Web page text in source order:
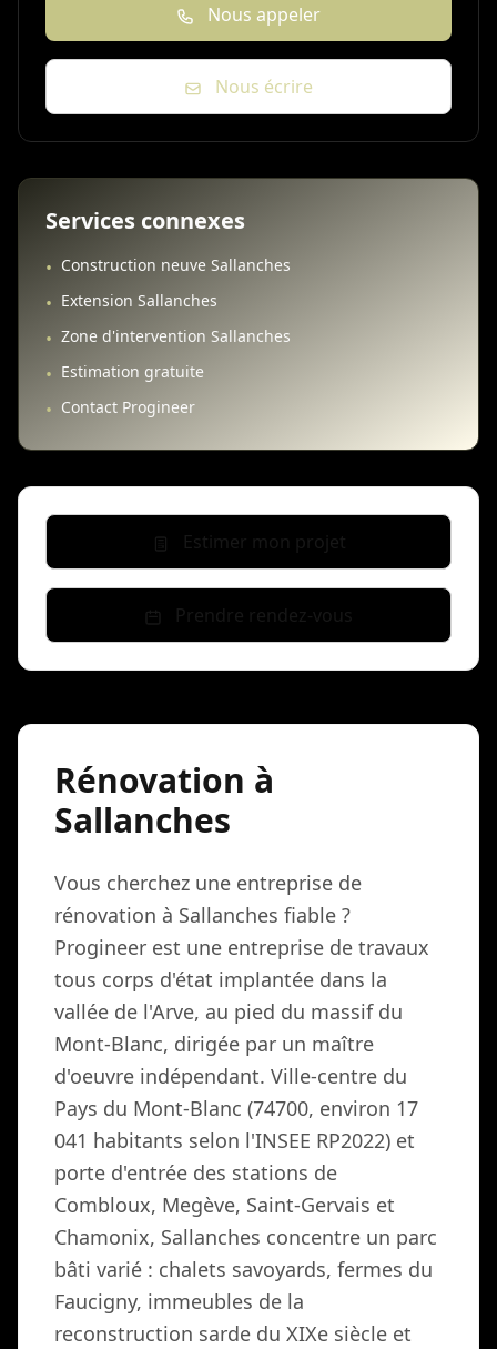
Nous appeler
Nous écrire
Services connexes
• Construction neuve Sallanches
• Extension Sallanches
• Zone d'intervention Sallanches
• Estimation gratuite
• Contact Progineer
Rénovation à
Sallanches
Vous cherchez une entreprise de
rénovation à Sallanches fiable ?
Progineer est une entreprise de travaux
tous corps d'état implantée dans la
vallée de l'Arve, au pied du massif du
Mont-Blanc, dirigée par un maître
d'oeuvre indépendant. Ville-centre du
Pays du Mont-Blanc (74700, environ 17
041 habitants selon l'INSEE RP2022) et
porte d'entrée des stations de
Combloux, Megève, Saint-Gervais et
Chamonix, Sallanches concentre un parc
bâti varié : chalets savoyards, fermes du
Faucigny, immeubles de la
reconstruction sarde du XIXe siècle et